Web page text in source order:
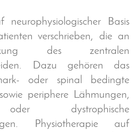
neurophysiologischer Basis
verschrieben, die an
des zentralen
Dazu gehören das
oder spinal bedingte
periphere Lähmungen,
dystrophische
Physiotherapie auf